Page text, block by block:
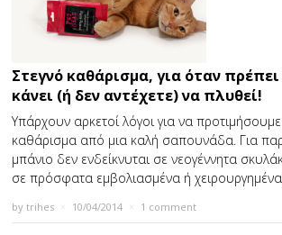
Στεγνό καθάρισμα, για όταν
κάνει (ή δεν αντέχετε) να πλυθεί!
Υπάρχουν αρκετοί λόγοι για να
καθάρισμα από μια καλή σαπουνάδα. Για
μπάνιο δεν ενδείκνυται σε νεογέννητα
σε πρόσφατα εμβολιασμένα ή
bytrihes 10/04/2014 1 comment